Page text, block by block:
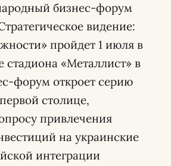
бизнес-форум
видение:
пройдет 1 июля в
стадиона «Металлист» в
форум откроет серию
столице,
привлечения
на украинские
интеграции